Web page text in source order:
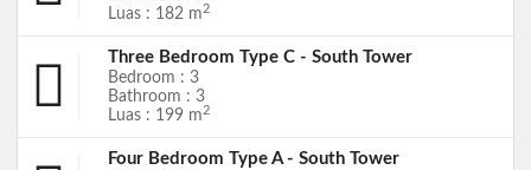
Luas : 182 m2
Three Bedroom Type C - South Tower
Bedroom : 3
Bathroom : 3
Luas : 199 m2
Four Bedroom Type A - South Tower